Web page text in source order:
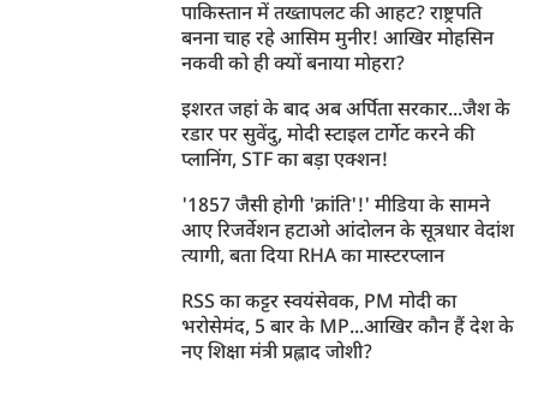
पाकिस्तान में तख्तापलट की आहट? राष्ट्रपति
बनना चाह रहे आसिम मुनीर! आखिर मोहसिन
नकवी को ही क्यों बनाया मोहरा?
इशरत जहां के बाद अब अर्पिता सरकार...जैश के
रडार पर सुवेंदु, मोदी स्टाइल टार्गेट करने की
प्लानिंग, STF का बड़ा एक्शन!
'1857 जैसी होगी 'क्रांति'!' मीडिया के सामने
आए रिजर्वेशन हटाओ आंदोलन के सूत्रधार वेदांश
त्यागी, बता दिया RHA का मास्टरप्लान
RSS का कट्टर स्वयंसेवक, PM मोदी का
भरोसेमंद, 5 बार के MP...आखिर कौन हैं देश के
नए शिक्षा मंत्री प्रह्लाद जोशी?